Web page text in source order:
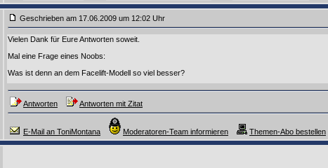
Geschrieben am 17.06.2009 um 12:02 Uhr
Vielen Dank für Eure Antworten soweit.
Mal eine Frage eines Noobs:
Was ist denn an dem Facelift-Modell so viel besser?
Antworten Antworten mit Zitat
E-Mail an ToniMontana Moderatoren-Team informieren Themen-Abo bestellen